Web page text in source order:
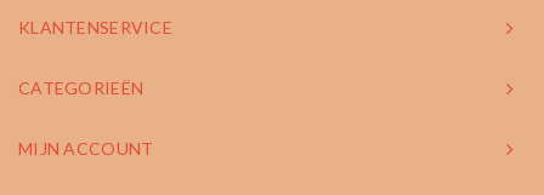
KLANTENSERVICE
CATEGORIEËN
MIJN ACCOUNT